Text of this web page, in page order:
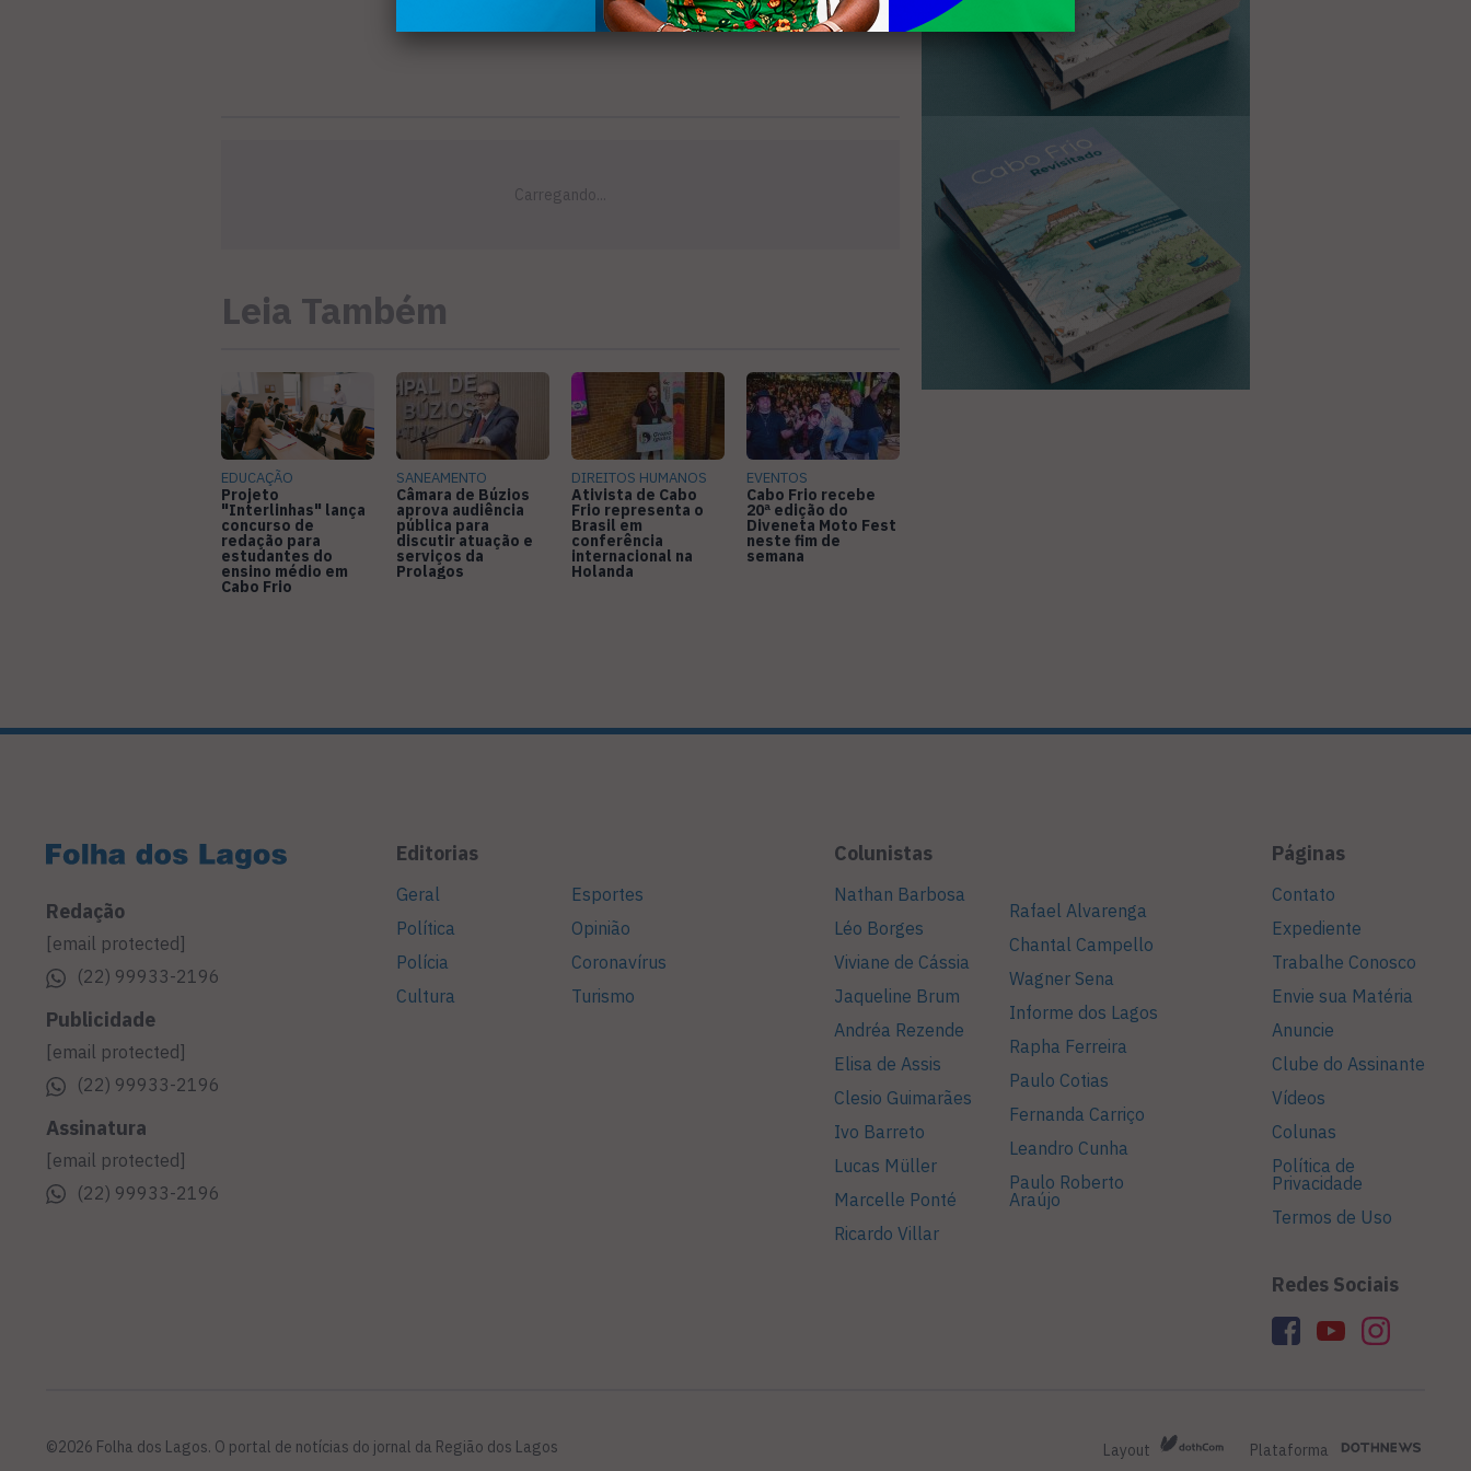
Leia Também
EDUCAÇÃO
Projeto
"Interlinhas" lança
concurso de
redação para
estudantes do
ensino médio em
Cabo Frio
SANEAMENTO
Câmara de Búzios
aprova audiência
pública para
discutir atuação e
serviços da
Prolagos
DIREITOS HUMANOS
Ativista de Cabo
Frio representa o
Brasil em
conferência
internacional na
Holanda
EVENTOS
Cabo Frio recebe
20ª edição do
Diveneta Moto Fest
neste fim de
semana
Redação
[email protected]
(22) 99933-2196
Publicidade
[email protected]
(22) 99933-2196
Assinatura
[email protected]
(22) 99933-2196
Editorias
Geral
Política
Polícia
Cultura
Esportes
Opinião
Coronavírus
Turismo
Colunistas
Nathan Barbosa
Léo Borges
Viviane de Cássia
Jaqueline Brum
Andréa Rezende
Elisa de Assis
Clesio Guimarães
Ivo Barreto
Lucas Müller
Marcelle Ponté
Ricardo Villar
Rafael Alvarenga
Chantal Campello
Wagner Sena
Informe dos Lagos
Rapha Ferreira
Paulo Cotias
Fernanda Carriço
Leandro Cunha
Paulo Roberto
Araújo
Páginas
Contato
Expediente
Trabalhe Conosco
Envie sua Matéria
Anuncie
Clube do Assinante
Vídeos
Colunas
Política de
Privacidade
Termos de Uso
Redes Sociais
©2026 Folha dos Lagos. O portal de notícias do jornal da Região dos Lagos Layout Plataforma